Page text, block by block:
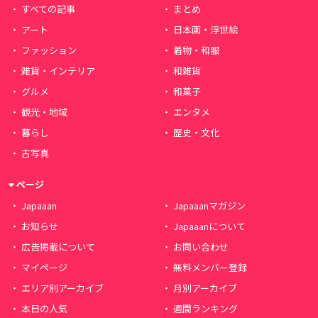
すべての記事
まとめ
アート
日本画・浮世絵
ファッション
着物・和服
雑貨・インテリア
和雑貨
グルメ
和菓子
観光・地域
エンタメ
暮らし
歴史・文化
古写真
ページ
Japaaan
Japaaanマガジン
お知らせ
Japaaanについて
広告掲載について
お問い合わせ
マイページ
無料メンバー登録
エリア別アーカイブ
月別アーカイブ
本日の人気
週間ランキング